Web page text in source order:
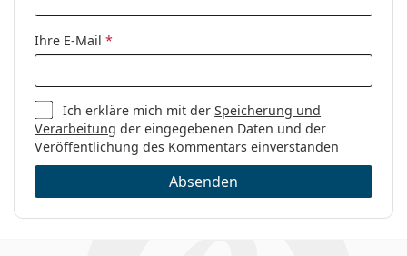
Ihre E-Mail *
Ich erkläre mich mit derSpeicherung und
Verarbeitung der eingegebenen Daten und der
Veröffentlichung des Kommentars einverstanden
Absenden